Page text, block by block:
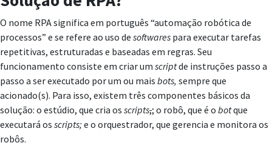
O nome RPA significa em português “automação robótica de
processos” e se refere ao uso de softwares para executar tarefas
repetitivas, estruturadas e baseadas em regras. Seu
funcionamento consiste em criar um scriptde instruções passo a
passo a ser executado por um ou mais bots, sempre que
acionado(s). Para isso, existem três componentes básicos da
solução: o estúdio, que cria os scripts,; o robô, que é o botque
executará os scripts; e o orquestrador, que gerencia e monitora os
robôs.